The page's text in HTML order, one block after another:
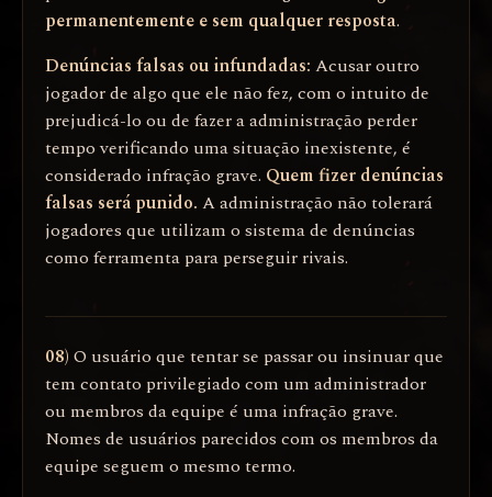
permanentemente e sem qualquer resposta.
Denúncias falsas ou infundadas: Acusar outro
jogador de algo que ele não fez, com o intuito de
prejudicá-lo ou de fazer a administração perder
tempo verificando uma situação inexistente, é
considerado infração grave. Quem fizer denúncias
falsas será punido. A administração não tolerará
jogadores que utilizam o sistema de denúncias
como ferramenta para perseguir rivais.
08) O usuário que tentar se passar ou insinuar que
tem contato privilegiado com um administrador
ou membros da equipe é uma infração grave.
Nomes de usuários parecidos com os membros da
equipe seguem o mesmo termo.